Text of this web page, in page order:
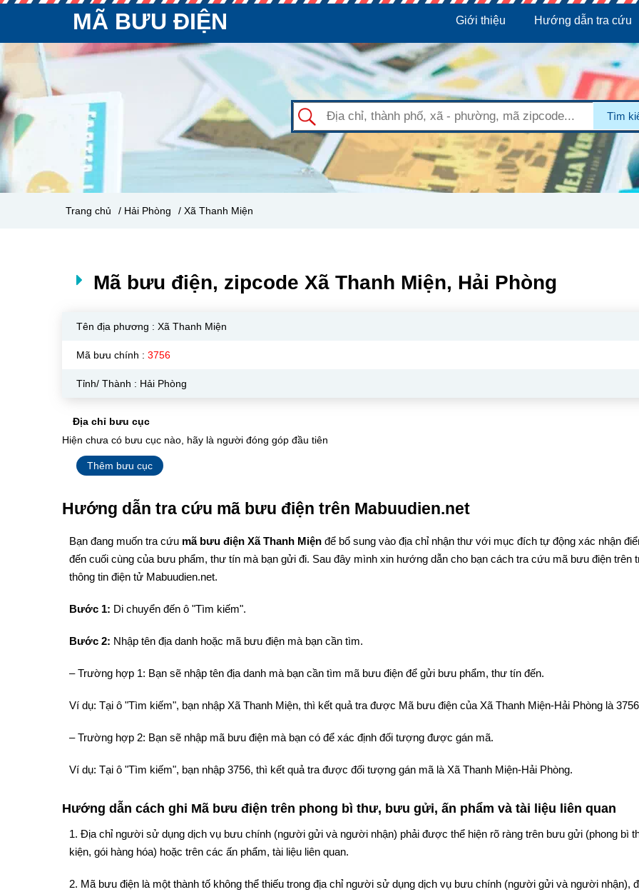
MÃ BƯU ĐIỆN Giới thiệu Hướng dẫn tra cứu
Tìm
Trang chủ / Hải Phòng / Xã Thanh Miện
Mã bưu điện, zipcode Xã Thanh Miện, Hải Phòng
Tên địa phương : Xã Thanh Miện
Mã bưu chính : 3756
Tỉnh/ Thành : Hải Phòng
Địa chỉ bưu cục
Hiện chưa có bưu cục nào, hãy là người đóng góp đầu tiên
Thêm bưu cục
Hướng dẫn tra cứu mã bưu điện trên Mabuudien.net
Bạn đang muốn tra cứu mã bưu điện Xã Thanh Miện để bổ sung vào địa chỉ nhận thư với mục đích tự động xác nhận
đến cuối cùng của bưu phẩm, thư tín mà bạn gửi đi. Sau đây mình xin hướng dẫn cho bạn cách tra cứu mã bưu điện trên
thông tin điện tử Mabuudien.net.
Bước 1: Di chuyển đến ô "Tìm kiếm".
Bước 2: Nhập tên địa danh hoặc mã bưu điện mà bạn cần tìm.
– Trường hợp 1: Bạn sẽ nhập tên địa danh mà bạn cần tìm mã bưu điện để gửi bưu phẩm, thư tín đến.
Ví dụ: Tại ô "Tìm kiếm", bạn nhập Xã Thanh Miện, thì kết quả tra được Mã bưu điện của Xã Thanh Miện-Hải Phòng là
– Trường hợp 2: Bạn sẽ nhập mã bưu điện mà bạn có để xác định đối tượng được gán mã.
Ví dụ: Tại ô "Tìm kiếm", bạn nhập 3756, thì kết quả tra được đối tượng gán mã là Xã Thanh Miện-Hải Phòng.
Hướng dẫn cách ghi Mã bưu điện trên phong bì thư, bưu gửi, ấn phẩm và tài liệu liên quan
1. Địa chỉ người sử dụng dịch vụ bưu chính (người gửi và người nhận) phải được thể hiện rõ ràng trên bưu gửi (phong bì
kiện, gói hàng hóa) hoặc trên các ấn phẩm, tài liệu liên quan.
2. Mã bưu điện là một thành tố không thể thiếu trong địa chỉ người sử dụng dịch vụ bưu chính (người gửi và người nhận),